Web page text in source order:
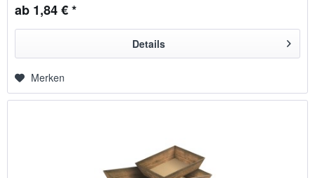
ab 1,84 € *
Details
Merken